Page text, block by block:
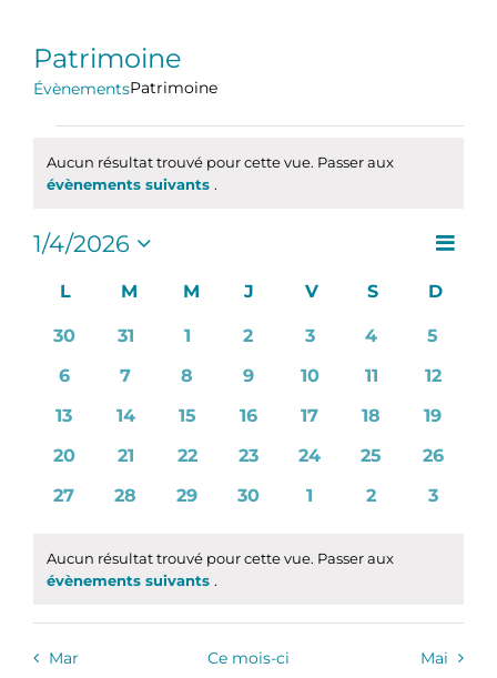
Patrimoine
ÉvènementsPatrimoine
Notice
Aucun résultat trouvé pour cette vue. Passer aux
évènements suivants .
par
Mois
1/4/2026
une
Calendrier
Évènements
LLUNDIM MARDI
M MERCREDI
J JEUDIV VENDREDI
SSAMEDI
D
0
30
0
31
0
1
0
2
0
3
0
4
0
5
0
6
0
7
0
8
0
9
0
10
0
11
0
12
0
13
0
14
0
15
0
16
0
17
0
18
0
19
0
20
0
21
0
22
0
23
0
24
0
25
0
26
0
27
0
28
0
29
0
30
0
1
0
2
0
3
Notice
Aucun résultat trouvé pour cette vue. Passer aux
évènements suivants .
Mar Ce mois-ci Mai